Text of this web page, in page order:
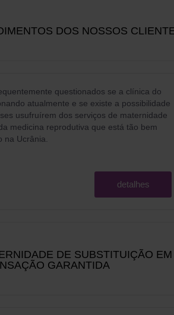
DOS NOSSOS
questionados se a clínica do
atualmente e se existe a possibilidade
usufruírem dos serviços de maternidade
medicina reprodutiva que está tão bem
na Ucrânia.
detalhes
DE SUBSTITUIÇÃO EM
GARANTIDA